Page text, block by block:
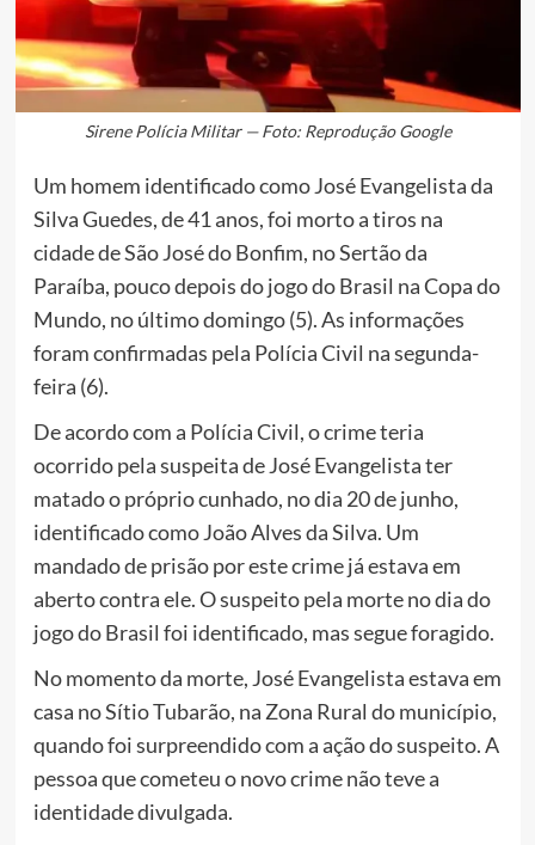
Sirene Polícia Militar — Foto: Reprodução Google
Um homem identificado como José Evangelista da
Silva Guedes, de 41 anos, foi morto a tiros na
cidade de São José do Bonfim, no Sertão da
Paraíba, pouco depois do jogo do Brasil na Copa do
Mundo, no último domingo (5). As informações
foram confirmadas pela Polícia Civil na segunda-
feira (6).
De acordo com a Polícia Civil, o crime teria
ocorrido pela suspeita de José Evangelista ter
matado o próprio cunhado, no dia 20 de junho,
identificado como João Alves da Silva. Um
mandado de prisão por este crime já estava em
aberto contra ele. O suspeito pela morte no dia do
jogo do Brasil foi identificado, mas segue foragido.
No momento da morte, José Evangelista estava em
casa no Sítio Tubarão, na Zona Rural do município,
quando foi surpreendido com a ação do suspeito. A
pessoa que cometeu o novo crime não teve a
identidade divulgada.